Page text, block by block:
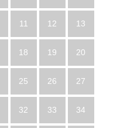
11 12 13
18 19 20
25 26 27
32 33 34